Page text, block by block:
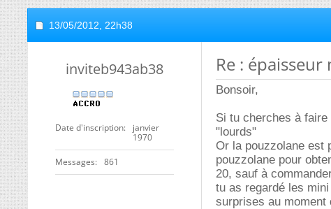
13/05/2012, 22h38
inviteb943ab38
Date d'inscription
janvier
1970
Messages 861
Re :
Bonsoir,
Si tu cherches à
"lourds"
Or la pouzzolane est
pouzzolane pour
20, sauf à
tu as regardé les
surprises au